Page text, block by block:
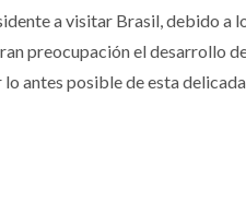
a visitar Brasil, debido a
preocupación el desarrollo
antes posible de esta